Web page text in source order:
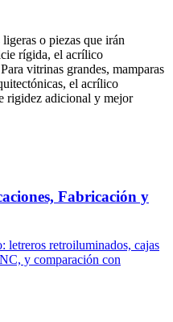
o piezas que irán
rígida, el acrílico
vitrinas grandes, mamparas
el acrílico
rigidez adicional y mejor
Fabricación y
letreros retroiluminados, cajas
y comparación con